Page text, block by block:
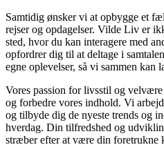
Samtidig ønsker vi at opbygge et
rejser og opdagelser. Vilde Liv er
sted, hvor du kan interagere med
opfordrer dig til at deltage i
egne oplevelser, så vi sammen kan
Vores passion for livsstil og
og forbedre vores indhold. Vi
og tilbyde dig de nyeste trends og
hverdag. Din tilfredshed og
stræber efter at være din foretrukne